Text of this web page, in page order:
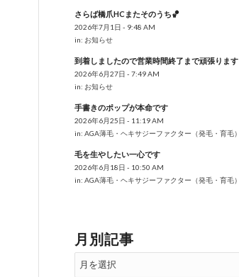
さらば橋爪HCまたそのうち🏀
2026年7月1日 - 9:48 AM
in: お知らせ
到着しましたので営業時間終了まで頑張ります
2026年6月27日 - 7:49 AM
in: お知らせ
手書きのポップが本命です
2026年6月25日 - 11:19 AM
in: AGA薄毛・ヘキサジーファクター（発毛・育毛）
毛を生やしたい一心です
2026年6月18日 - 10:50 AM
in: AGA薄毛・ヘキサジーファクター（発毛・育毛）
月別記事